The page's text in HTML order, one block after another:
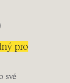
pro
své